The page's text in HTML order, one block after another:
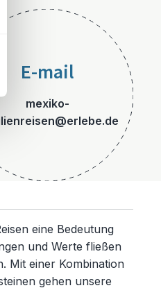
E-mail
mexiko-
eine Bedeutung
und Werte fließen
Mit einer Kombination
gehen unsere